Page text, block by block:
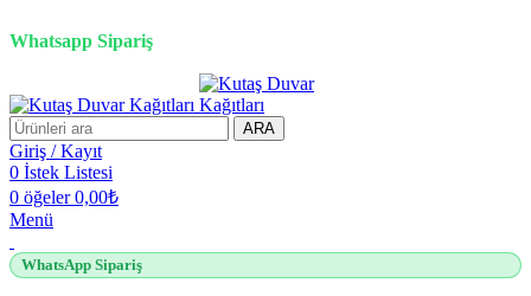
Whatsapp Sipariş
ARA
Giriş / Kayıt
0 İstek Listesi
0 öğeler 0,00₺
Menü
WhatsApp Sipariş